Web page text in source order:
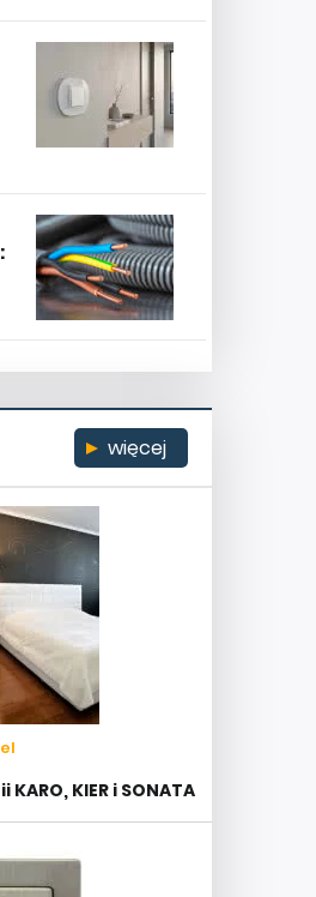
więcej
KIER i SONATA